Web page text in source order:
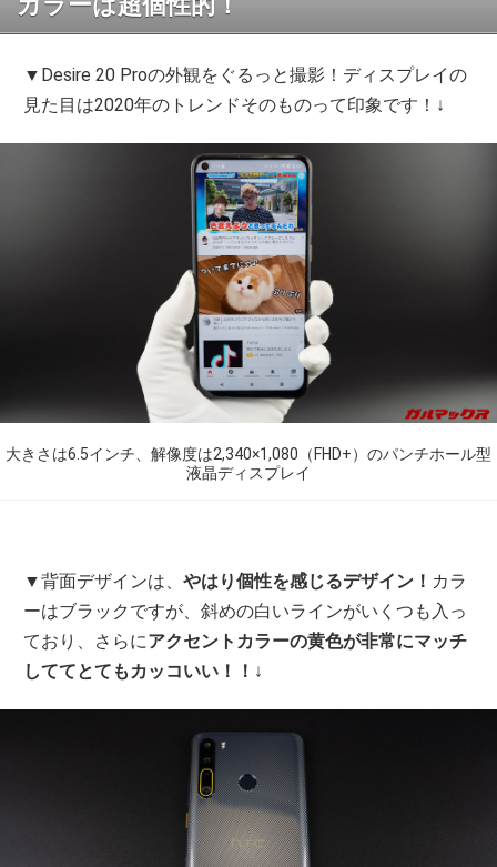
▼Desire 20 Proの外観をぐるっと撮影！ディスプレイの
見た目は2020年のトレンドそのものって印象です！↓
大きさは6.5インチ、解像度は2,340×1,080（FHD+）のパンチホール型
液晶ディスプレイ
▼背面デザインは、やはり個性を感じるデザイン！ カラ
ーはブラックですが、斜めの白いラインがいくつも入っ
ており、さらにアクセントカラーの黄色が非常にマッチ
しててとてもカッコいい！！ ↓